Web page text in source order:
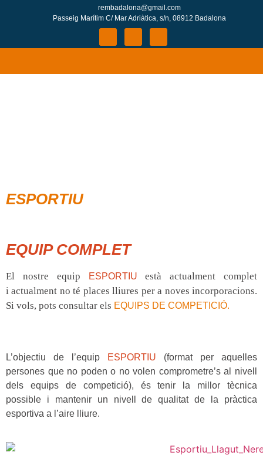
rembadalona@gmail.com
Passeig Marítim C/ Mar Adriàtica, s/n, 08912 Badalona
ESPORTIU
EQUIP COMPLET
El nostre equip ESPORTIU
està actualment complet
iactualment no té places lliures per a noves incorporacions.
Si vols, pots consultar els EQUIPS DE COMPETICIÓ.
L’objectiu de l’equip ESPORTIU (format per aquelles
persones que no poden o no volen comprometre’s al nivell
dels equips de competició), és tenir la millor tècnica
possible i mantenir un nivell de qualitat de la pràctica
esportiva a l’aire lliure.